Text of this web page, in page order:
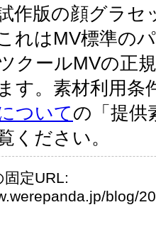
作版の顔グラセ
れはMV標準の
クールMVの正
す。素材利用条
ついての「提供
ください。
定URL:
blog/